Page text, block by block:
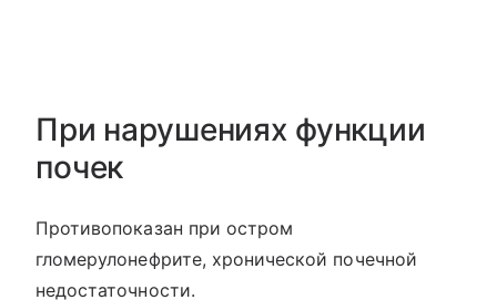
При нарушениях функции
почек
Противопоказан при остром
гломерулонефрите, хронической почечной
недостаточности.